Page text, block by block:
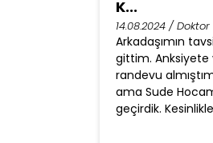
K...
14.08.2024 /
Arkadaşımın
gittim. Anksiyete
randevu
ama Sude
geçirdik.